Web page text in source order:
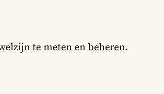
te meten en beheren.